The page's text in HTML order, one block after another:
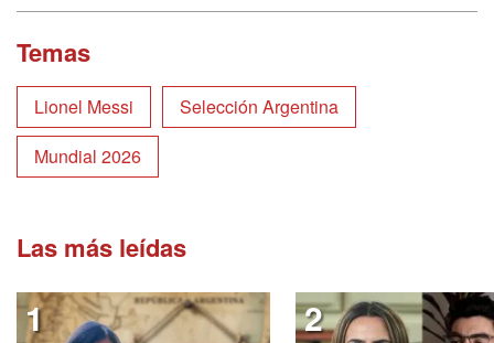
Temas
Lionel Messi
Selección Argentina
Mundial 2026
Las más leídas